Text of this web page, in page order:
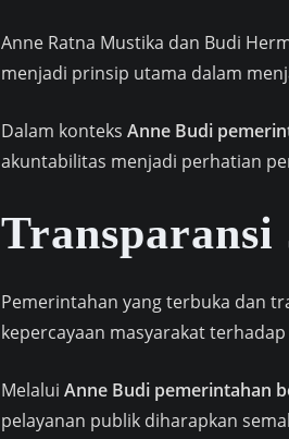
Anne Ratna Mustika dan Budi
menjadi prinsip utama dalam
Dalam konteks Anne Budi
akuntabilitas menjadi perhatian
Pemerintahan yang terbuka dan
kepercayaan masyarakat
Melalui Anne Budi pemerintahan
pelayanan publik diharapkan